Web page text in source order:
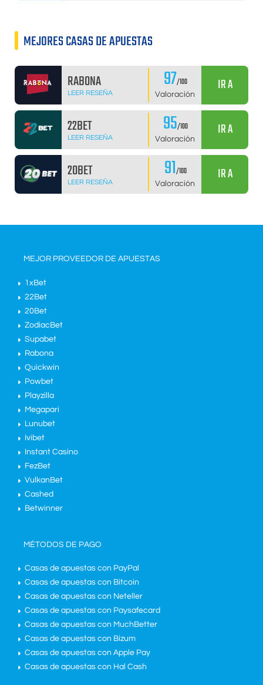
MEJORES CASAS DE APUESTAS
RABONA
LEER RESEÑA 97/100
Valoración
IR A
22BET
LEER RESEÑA 95/100
Valoración
IR A
20BET
LEER RESEÑA 91/100
Valoración
IR A
MEJOR PROVEEDOR DE APUESTAS
1xBet
22Bet
20Bet
ZodiacBet
Supabet
Rabona
Quickwin
Powbet
Playzilla
Megapari
Lunubet
Ivibet
Instant Casino
FezBet
VulkanBet
Cashed
Betwinner
MÉTODOS DE PAGO
Casas de apuestas con PayPal
Casas de apuestas con Bitcoin
Casas de apuestas con Neteller
Casas de apuestas con Paysafecard
Casas de apuestas con MuchBetter
Casas de apuestas con Bizum
Casas de apuestas con Apple Pay
Casas de apuestas con Hal Cash